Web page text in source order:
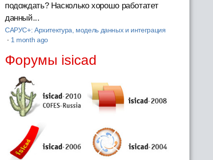
подождать? Насколько хорошо работатет
данный...
САРУС+: Архитектура, модель данных и интеграция
· 1 month ago
Форумы isicad